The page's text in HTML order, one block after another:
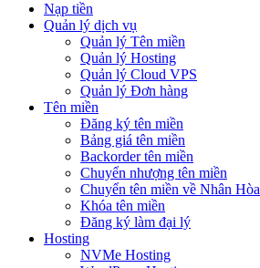
Nạp tiền
Quản lý dịch vụ
Quản lý Tên miền
Quản lý Hosting
Quản lý Cloud VPS
Quản lý Đơn hàng
Tên miền
Đăng ký tên miền
Bảng giá tên miền
Backorder tên miền
Chuyển nhượng tên miền
Chuyển tên miền về Nhân Hòa
Khóa tên miền
Đăng ký làm đại lý
Hosting
NVMe Hosting